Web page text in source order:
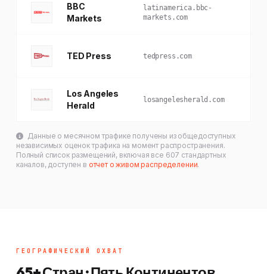
BBC
Markets
latinamerica.bbc-
markets.com
TED Press tedpress.com
Los Angeles
Herald
losangelesherald.com
Данные о месячном трафике получены из общедоступных
независимых оценок трафика на момент распространения.
Полный список размещений, включая все 607 стандартных
каналов, доступен в отчет о живом распределении.
ГЕОГРАФИЧЕСКИЙ ОХВАТ